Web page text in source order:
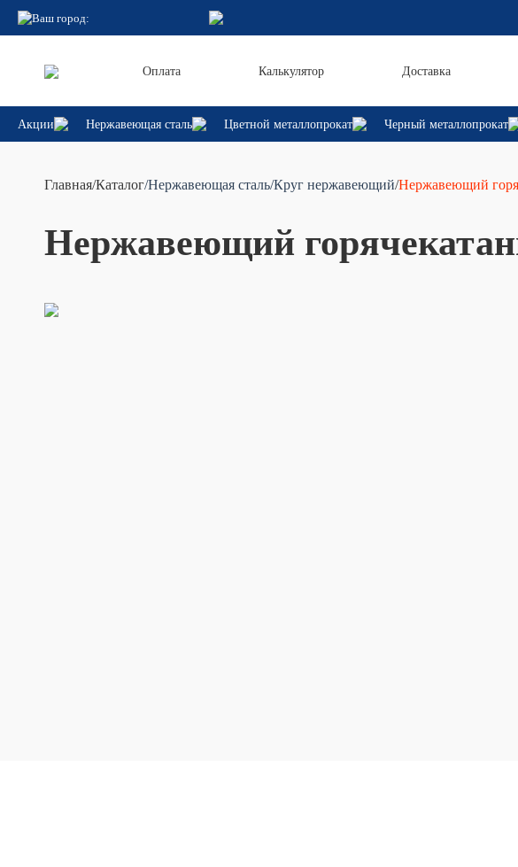
Ваш город:
Оплата Калькулятор Доставка
Акции Нержавеющая сталь Цветной металлопрокат Черный металлопрокат
Главная/Каталог/Нержавеющая сталь/Круг нержавеющий/Нержавеющий
Нержавеющий